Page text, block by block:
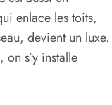
enlace les toits,
devient un luxe.
s’y installe